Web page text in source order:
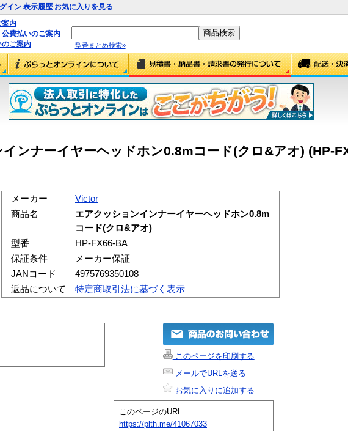
イン 表示履歴 お気に入りを見る
案内
費払いのご案内
ご案内
型番まとめ検索»
ンナーイヤーヘッドホン0.8mコード(クロ&アオ) (HP-
メーカー
Victor
商品名
エアクッションインナーイヤーヘッドホン0.8m
コード(クロ&アオ)
型番
HP-FX66-BA
保証条件
メーカー保証
JANコード
4975769350108
返品について
特定商取引法に基づく表示
このページを印刷する
メールでURLを送る
お気に入りに追加する
このページのURL
https://plth.me/41067033